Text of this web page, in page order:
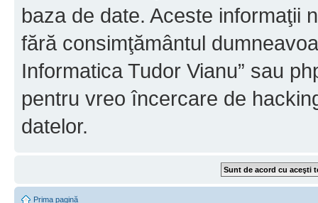
baza de date. Aceste informaţii
fără consimţământul
Informatica Tudor Vianu” sau
pentru vreo încercare de
datelor.
Prima pagină